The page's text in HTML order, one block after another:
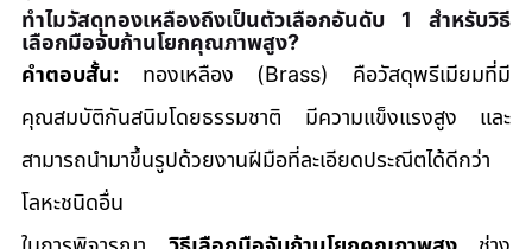
ทำไมวัสดุทองเหลืองถึงเป็นตัวเลือกอันดับ 1 สำหรับวิธี
เลือกมือจับก้านโยกคุณภาพสูง?
คำตอบสั้น: ทองเหลือง (Brass) คือวัสดุพรีเมียมที่มี
คุณสมบัติกันสนิมโดยธรรมชาติ มีความแข็งแรงสูง และ
สามารถนำมาขึ้นรูปด้วยงานฝีมือที่ละเอียดประณีตได้ดีกว่า
โลหะชนิดอื่น